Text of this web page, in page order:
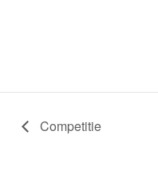
Competitie